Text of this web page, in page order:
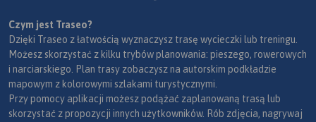
Czym jest Traseo?
Dzięki Traseo z łatwością wyznaczysz trasę wycieczki lub treningu.
Możesz skorzystać z kilku trybów planowania: pieszego, rowerowych
i narciarskiego. Plan trasy zobaczysz na autorskim podkładzie
mapowym z kolorowymi szlakami turystycznymi.
Przy pomocy aplikacji możesz podążać zaplanowaną trasą lub
skorzystać z propozycji innych użytkowników. Rób zdjęcia, nagrywaj